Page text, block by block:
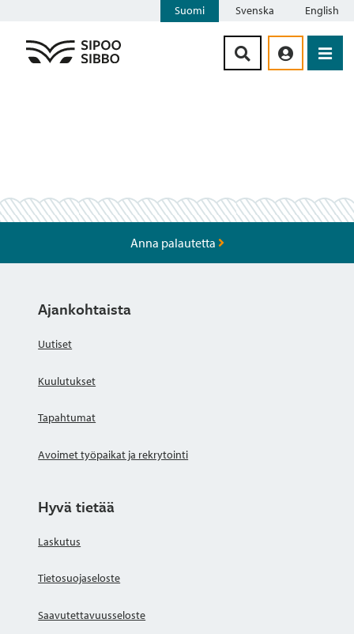
Suomi Svenska English
Anna palautetta
Ajankohtaista
Uutiset
Kuulutukset
Tapahtumat
Avoimet työpaikat ja rekrytointi
Hyvä tietää
Laskutus
Tietosuojaseloste
Saavutettavuusseloste